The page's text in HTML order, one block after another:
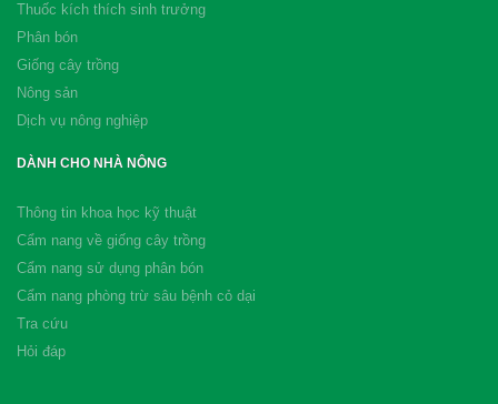
Thuốc kích thích sinh trưởng
Phân bón
Giống cây trồng
Nông sản
Dịch vụ nông nghiệp
DÀNH CHO NHÀ NÔNG
Thông tin khoa học kỹ thuật
Cẩm nang về giống cây trồng
Cẩm nang sử dụng phân bón
Cẩm nang phòng trừ sâu bệnh cỏ dại
Tra cứu
Hỏi đáp